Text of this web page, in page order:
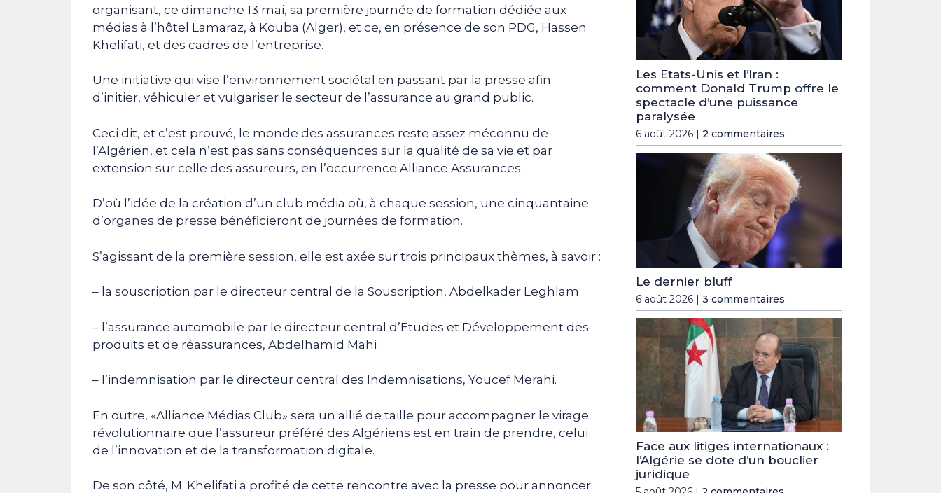
organisant, ce dimanche 13 mai, sa première journée de formation dédiée aux
médias à l’hôtel Lamaraz, à Kouba (Alger), et ce, en présence de son PDG, Hassen
Khelifati, et des cadres de l’entreprise.
Une initiative qui vise l’environnement sociétal en passant par la presse afin
d’initier, véhiculer et vulgariser le secteur de l’assurance au grand public.
Ceci dit, et c’est prouvé, le monde des assurances reste assez méconnu de
l’Algérien, et cela n’est pas sans conséquences sur la qualité de sa vie et par
extension sur celle des assureurs, en l’occurrence Alliance Assurances.
D’où l’idée de la création d’un club média où, à chaque session, une cinquantaine
d’organes de presse bénéficieront de journées de formation.
S’agissant de la première session, elle est axée sur trois principaux thèmes, à savoir :
– la souscription par le directeur central de la Souscription, Abdelkader Leghlam
– l’assurance automobile par le directeur central d’Etudes et Développement des
produits et de réassurances, Abdelhamid Mahi
– l’indemnisation par le directeur central des Indemnisations, Youcef Merahi.
En outre, «Alliance Médias Club» sera un allié de taille pour accompagner le virage
révolutionnaire que l’assureur préféré des Algériens est en train de prendre, celui
de l’innovation et de la transformation digitale.
De son côté, M. Khelifati a profité de cette rencontre avec la presse pour annoncer
Les Etats-Unis et l’Iran :
comment Donald Trump offre le
spectacle d’une puissance
paralysée
6 août 2026 | 2 commentaires
Le dernier bluff
6 août 2026 | 3 commentaires
Face aux litiges internationaux :
l’Algérie se dote d’un bouclier
juridique